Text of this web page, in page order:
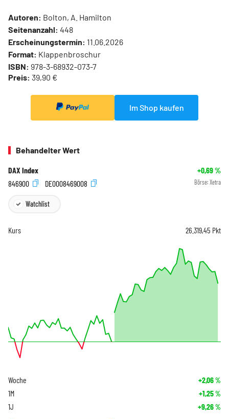
Autoren: Bolton, A. Hamilton
Seitenanzahl: 448
Erscheinungstermin: 11.06.2026
Format: Klappenbroschur
ISBN: 978-3-68932-073-7
Preis: 39,90 €
Im Shop kaufen
Behandelter Wert
DAX Index +0,69%
846900
DE0008469008 Börse: Xetra
Watchlist
Kurs 26.319,45 Pkt
Woche +2,06%
1M +1,25%
1J +9,26%